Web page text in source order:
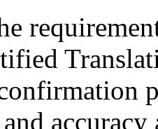
and